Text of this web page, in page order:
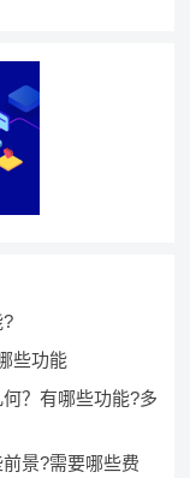
?
些功能
？有哪些功能?多
景?需要哪些费